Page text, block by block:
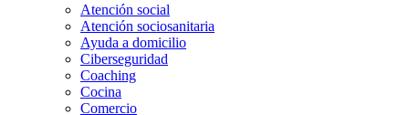
Atención social
Atención sociosanitaria
Ayuda a domicilio
Ciberseguridad
Coaching
Cocina
Comercio